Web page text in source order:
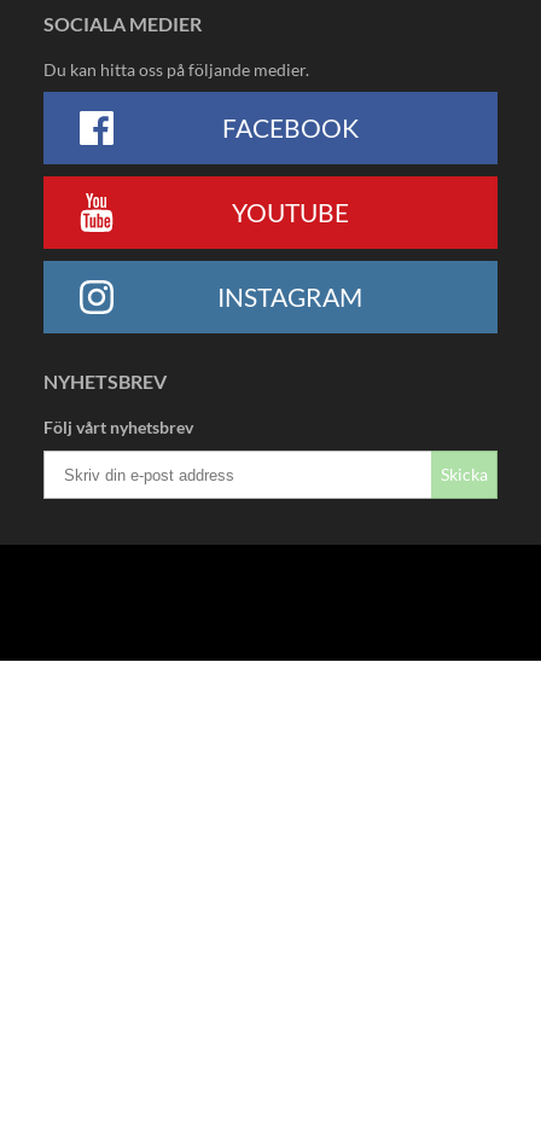
SOCIALA MEDIER
Du kan hitta oss på följande medier.
FACEBOOK
YOUTUBE
INSTAGRAM
NYHETSBREV
Följ vårt nyhetsbrev
Skicka